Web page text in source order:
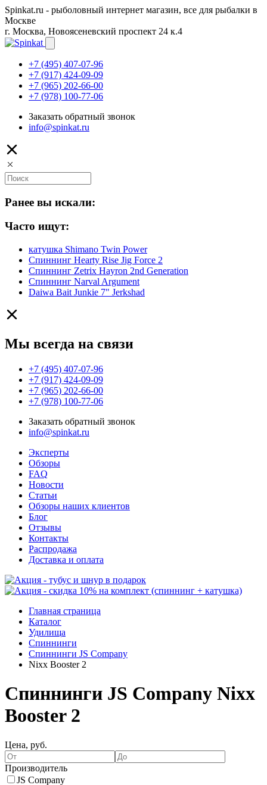
Spinkat.ru - рыболовный интернет магазин, все для рыбалки в
Москве
г. Москва, Новоясеневский проспект 24 к.4
+7 (495) 407-07-96
+7 (917) 424-09-09
+7 (965) 202-66-00
+7 (978) 100-77-06
Заказать обратный звонок
info@spinkat.ru
Ранее вы искали:
Часто ищут:
катушка Shimano Twin Power
Спиннинг Hearty Rise Jig Force 2
Спиннинг Zetrix Hayron 2nd Generation
Спиннинг Narval Argument
Daiwa Bait Junkie 7" Jerkshad
Мы всегда на связи
+7 (495) 407-07-96
+7 (917) 424-09-09
+7 (965) 202-66-00
+7 (978) 100-77-06
Заказать обратный звонок
info@spinkat.ru
Эксперты
Обзоры
FAQ
Новости
Статьи
Обзоры наших клиентов
Блог
Отзывы
Контакты
Распродажа
Доставка и оплата
Главная страница
Каталог
Удилища
Спиннинги
Спиннинги JS Company
Nixx Booster 2
Спиннинги JS Company Nixx
Booster 2
Цена, руб.
Производитель
JS Company